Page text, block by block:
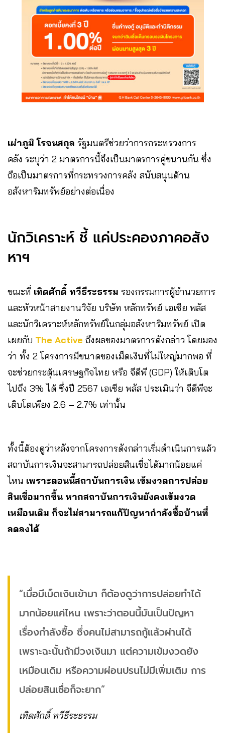
เผ่าภูมิ โรจนสกุล รัฐมนตรีช่วยว่าการกระทรวงการ
คลัง ระบุว่า 2 มาตรการนี้จึงเป็นมาตรการคู่ขนานกัน ซึ่ง
ถือเป็นมาตรการที่กระทรวงการคลัง สนับสนุนด้าน
อสังหาริมทรัพย์อย่างต่อเนื่อง
นักวิเคราะห์ ชี้ แค่ประคองภาคอสัง
หาฯ
ขณะที่ เทิดศักดิ์ ทวีธีระธรรม รองกรรมการผู้อำนวยการ
และหัวหน้าสายงานวิจัย บริษัท หลักทรัพย์ เอเซีย พลัส
และนักวิเคราะห์หลักทรัพย์ในกลุ่มอสังหาริมทรัพย์ เปิด
เผยกับ The Active ถึงผลของมาตรการดังกล่าว โดยมอง
ว่า ทั้ง 2 โครงการมีขนาดของเม็ดเงินที่ไม่ใหญ่มากพอ ที่
จะช่วยกระตุ้นเศรษฐกิจไทย หรือ จีดีพี (GDP) ให้เติบโต
ไปถึง 3% ได้ ซึ่งปี 2567 เอเซีย พลัส ประเมินว่า จีดีพีจะ
เติบโตเพียง 2.6 – 2.7% เท่านั้น
ทั้งนี้ต้องดูว่าหลังจากโครงการดังกล่าวเริ่มดำเนินการแล้ว
สถาบันการเงินจะสามารถปล่อยสินเชื่อได้มากน้อยแค่
ไหน เพราะตอนนี้สถาบันการเงิน เข้มงวดการปล่อย
สินเชื่อมากขึ้น หากสถาบันการเงินยังคงเข้มงวด
เหมือนเดิม ก็จะไม่สามารถแก้ปัญหากำลังซื้อบ้านที่
ลดลงได้
“เมื่อมีเม็ดเงินเข้ามา ก็ต้องดูว่าการปล่อยทำได้
มากน้อยแค่ไหน เพราะว่าตอนนี้มันเป็นปัญหา
เรื่องกำลังซื้อ ซึ่งคนไม่สามารถกู้แล้วผ่านได้
เพราะฉะนั้นถ้ามีวงเงินมา แต่ความเข้มงวดยัง
เหมือนเดิม หรือความผ่อนปรนไม่มีเพิ่มเติม การ
ปล่อยสินเชื่อก็จะยาก”
เทิดศักดิ์ ทวีธีระธรรม